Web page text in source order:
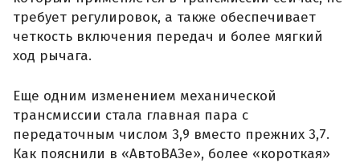
требует регулировок, а также обеспечивает
четкость включения передач и более мягкий
ход рычага.
Еще одним изменением механической
трансмиссии стала главная пара с
передаточным числом 3,9 вместо прежних 3,7.
Как пояснили в «АвтоВАЗе», более «короткая»